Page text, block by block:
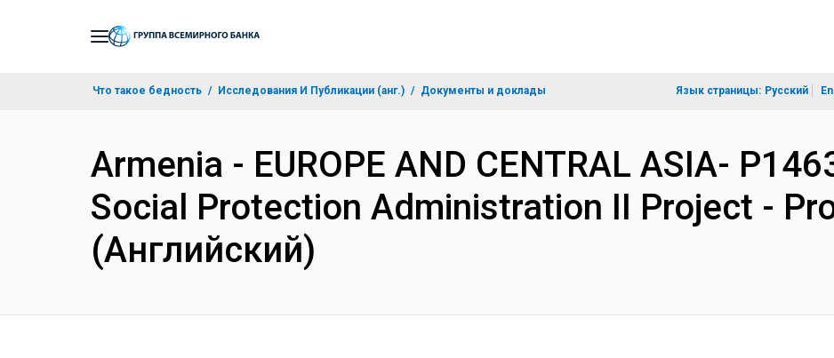
Что такое бедность Исследования И Публикации (анг.) Документы и доклады Язык страницы: Русский
Armenia - EUROPE AND CENTRAL ASIA-
Social Protection Administration II Project -
(Английский)